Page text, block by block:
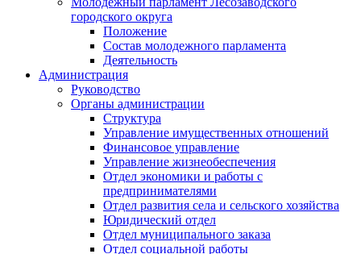
городского округа
Положение
Состав молодежного парламента
Деятельность
Администрация
Руководство
Органы администрации
Структура
Управление имущественных отношений
Финансовое управление
Управление жизнеобеспечения
Отдел экономики и работы с
предпринимателями
Отдел развития села и сельского хозяйства
Юридический отдел
Отдел муниципального заказа
Отдел социальной работы